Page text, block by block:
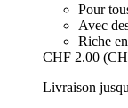
Pour
Avec
Riche
CHF 2.00
Livraison